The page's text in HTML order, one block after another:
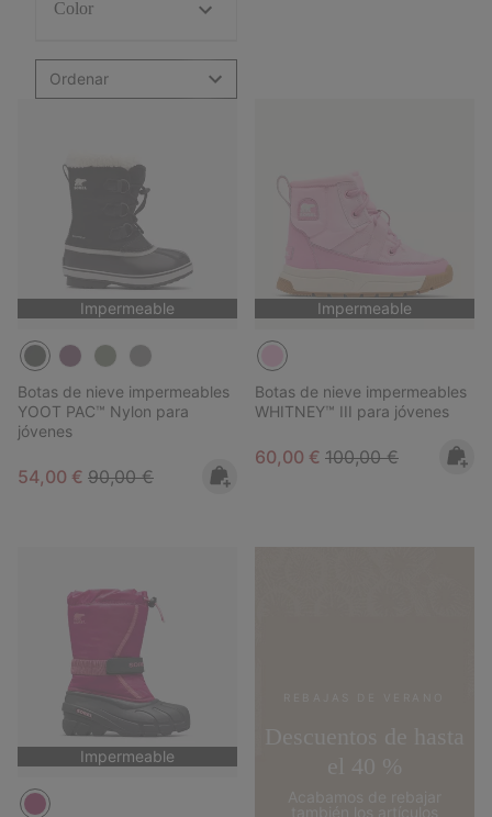
Color
Ordenar
Impermeable
Botas de nieve impermeables
YOOT PAC™ Nylon para
jóvenes
Sale price:
54,00 € Regular price:
90,00 €
Impermeable
Botas de nieve impermeables
WHITNEY™ III para jóvenes
Sale price:
60,00 € Regular price:
100,00 €
Impermeable